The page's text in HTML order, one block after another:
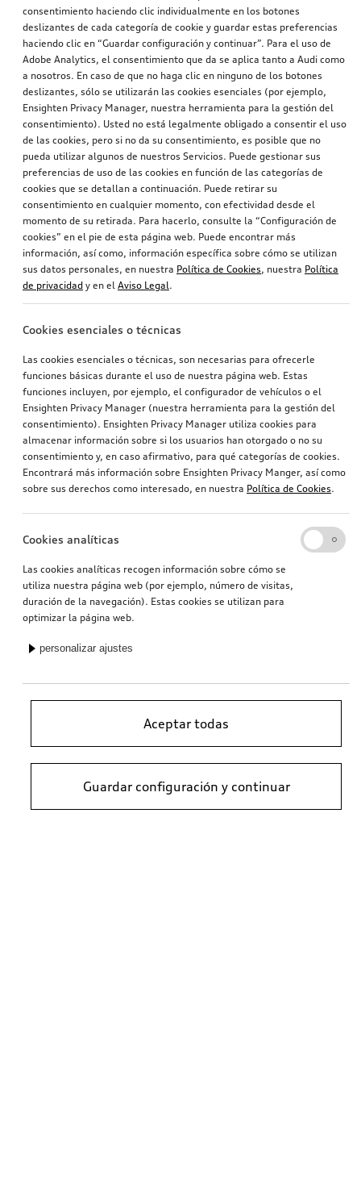
consentimiento haciendo clic individualmente en los botones
deslizantes de cada categoría de cookie y guardar estas preferencias
haciendo clic en “Guardar configuración y continuar”. Para el uso de
Adobe Analytics, el consentimiento que da se aplica tanto a Audi como
a nosotros. En caso de que no haga clic en ninguno de los botones
deslizantes, sólo se utilizarán las cookies esenciales (por ejemplo,
Ensighten Privacy Manager, nuestra herramienta para la gestión del
consentimiento). Usted no está legalmente obligado a consentir el uso
de las cookies, pero si no da su consentimiento, es posible que no
pueda utilizar algunos de nuestros Servicios. Puede gestionar sus
preferencias de uso de las cookies en función de las categorías de
cookies que se detallan a continuación. Puede retirar su
consentimiento en cualquier momento, con efectividad desde el
momento de su retirada. Para hacerlo, consulte la “Configuración de
cookies” en el pie de esta página web. Puede encontrar más
información, así como, información específica sobre cómo se utilizan
sus datos personales, en nuestra Política de Cookies, nuestra Política
de privacidad y en el Aviso Legal.
Cookies esenciales o técnicas
Las cookies esenciales o técnicas, son necesarias para ofrecerle
funciones básicas durante el uso de nuestra página web. Estas
funciones incluyen, por ejemplo, el configurador de vehículos o el
Ensighten Privacy Manager (nuestra herramienta para la gestión del
consentimiento). Ensighten Privacy Manager utiliza cookies para
almacenar información sobre si los usuarios han otorgado o no su
consentimiento y, en caso afirmativo, para qué categorías de cookies.
Encontrará más información sobre Ensighten Privacy Manger, así como
sobre sus derechos como interesado, en nuestra Política de Cookies.
Cookies analíticas
Las cookies analíticas recogen información sobre cómo se
utiliza nuestra página web (por ejemplo, número de visitas,
duración de la navegación). Estas cookies se utilizan para
optimizar la página web.
personalizar ajustes
Aceptar todas
Guardar configuración y continuar